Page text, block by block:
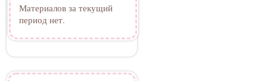
Материалов за текущий
период нет.